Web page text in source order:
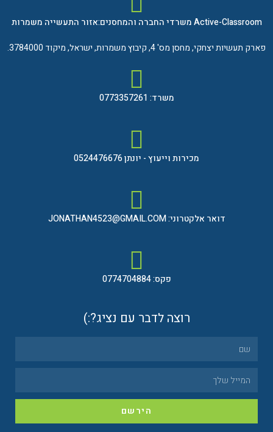
Active-Classroom משרדי החברה והמחסנים:אזור התעשייה משמרות
פארק תעשיות יצחקי, מחסן מס' 4, קיבוץ משמרות, ישראל, מיקוד 3784000.
משרד: 0773357261
מכירות וייעוץ - יונתן 0524476676
דואר אלקטרוני: JONATHAN4523@GMAIL.COM
פקס: 0774704884
רוצה לדבר עם נציג?:)
הירשם